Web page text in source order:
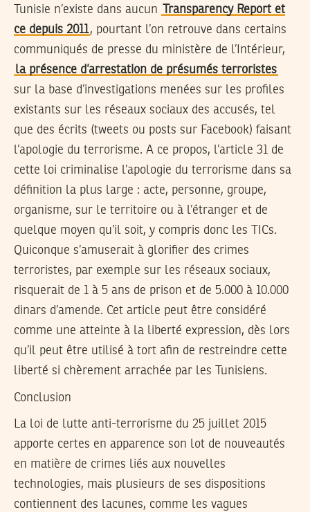
Tunisie n’existe dans aucun
Transparency Report et
ce depuis 2011, pourtant l’on retrouve dans certains
communiqués de presse du ministère de l’Intérieur,
la présence d’arrestation de présumés terroristes
sur la base d’investigations menées sur les profiles
existants sur les réseaux sociaux des accusés, tel
que des écrits (tweets ou posts sur Facebook) faisant
l’apologie du terrorisme. A ce propos, l’article 31 de
cette loi criminalise l’apologie du terrorisme dans sa
définition la plus large : acte, personne, groupe,
organisme, sur le territoire ou à l’étranger et de
quelque moyen qu’il soit, y compris donc les TICs.
Quiconque s’amuserait à glorifier des crimes
terroristes, par exemple sur les réseaux sociaux,
risquerait de 1 à 5 ans de prison et de 5.000 à 10.000
dinars d’amende. Cet article peut être considéré
comme une atteinte à la liberté expression, dès lors
qu’il peut être utilisé à tort afin de restreindre cette
liberté si chèrement arrachée par les Tunisiens.
Conclusion
La loi de lutte anti-terrorisme du 25 juillet 2015
apporte certes en apparence son lot de nouveautés
en matière de crimes liés aux nouvelles
technologies, mais plusieurs de ses dispositions
contiennent des lacunes, comme les vagues